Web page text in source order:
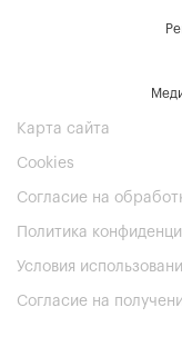
Карта сайта
Cookies
Согласие на
Политика
Условия
Согласие на